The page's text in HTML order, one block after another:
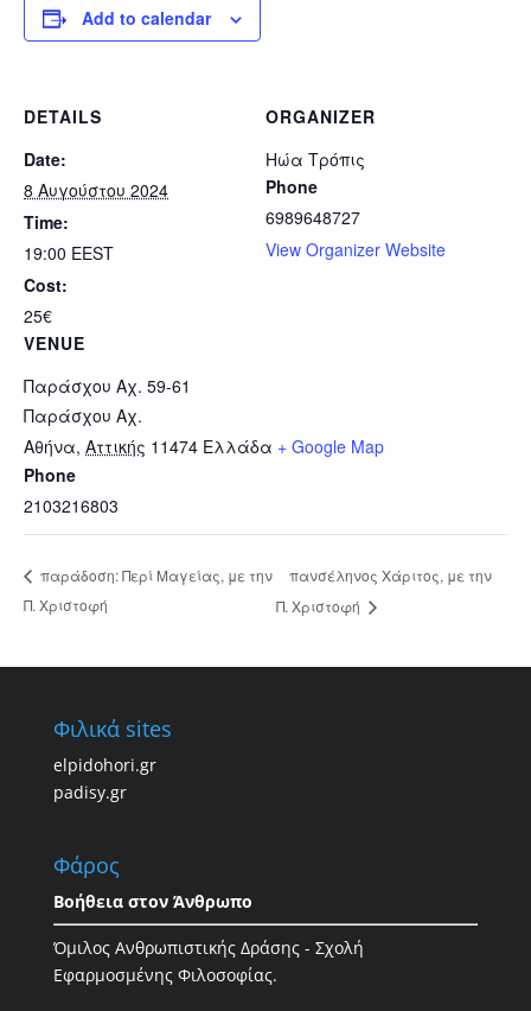
Add to calendar
DETAILS
Date:
8 Αυγούστου 2024
Time:
19:00 EEST
Cost:
25€
VENUE
Παράσχου Αχ. 59-61
Παράσχου Αχ.
Αθήνα, Αττικής 11474 Ελλάδα + Google Map
Phone
2103216803
ORGANIZER
Ηώα Τρόπις
Phone
6989648727
View Organizer Website
παράδοση: Περί Μαγείας, με την
Π. Χριστοφή
πανσέληνος Χάριτος, με την
Π. Χριστοφή
Φιλικά sites
elpidohori.gr
padisy.gr
Φάρος
Βοήθεια στον Άνθρωπο
Όμιλος Ανθρωπιστικής Δράσης - Σχολή
Εφαρμοσμένης Φιλοσοφίας.